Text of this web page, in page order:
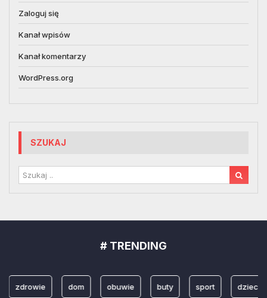
Zaloguj się
Kanał wpisów
Kanał komentarzy
WordPress.org
SZUKAJ
# TRENDING
dom obuwie buty sport dzieci